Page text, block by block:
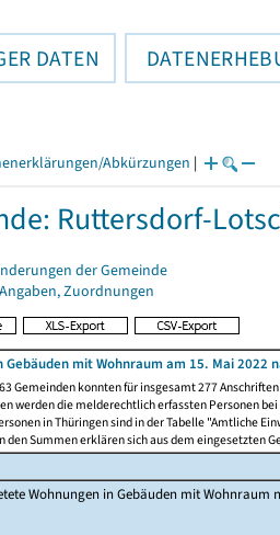
DATEN
Abkürzungen |
Ruttersdorf-
der Gemeinde
Zuordnungen
Gebäuden mit Wohnraum am 15. Mai 2022
Gemeinden konnten für insgesamt 277
werden die melderechtlich erfassten Personen
in Thüringen sind in der Tabelle "Amtliche
den Summen erklären sich aus dem eingesetzten
Wohnungen in Gebäuden mit Wohnraum